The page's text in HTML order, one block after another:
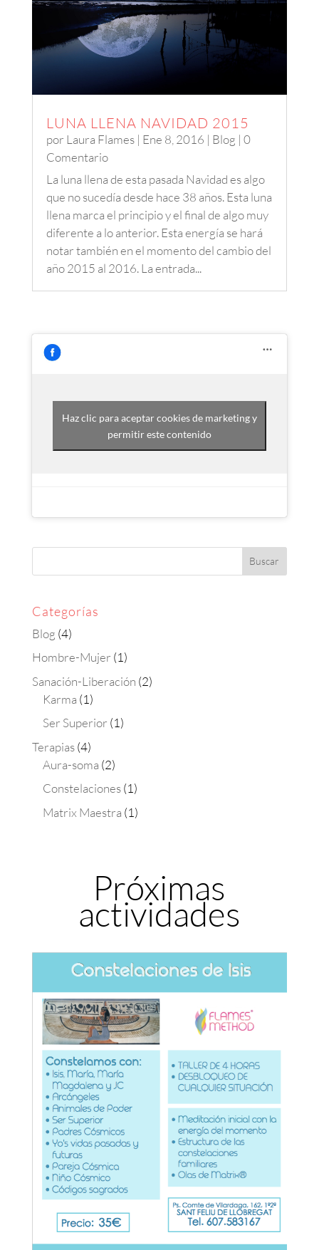
LUNA LLENA NAVIDAD 2015
por Laura Flames| Ene 8, 2016 | Blog | 0
Comentario
La luna llena de esta pasada Navidad es algo
que no sucedía desde hace 38 años. Esta luna
llena marca el principio y el final de algo muy
diferente a lo anterior. Esta energía se hará
notar también en el momento del cambio del
año 2015 al 2016. La entrada...
Haz clic para aceptar cookies de marketing y
permitir este contenido
Categorías
Blog (4)
Hombre-Mujer (1)
Sanación-Liberación (2)
Karma (1)
Ser Superior (1)
Terapias(4)
Aura-soma (2)
Constelaciones(1)
Matrix Maestra (1)
Próximas
actividades